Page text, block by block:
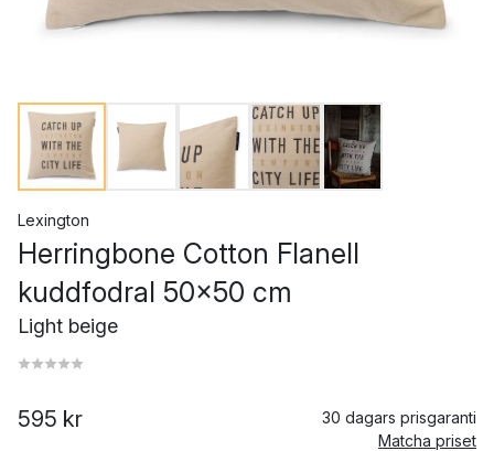
Lexington
Herringbone Cotton Flanell
kuddfodral 50x50 cm
Light beige
595 kr
30 dagars prisgaranti
Matcha priset